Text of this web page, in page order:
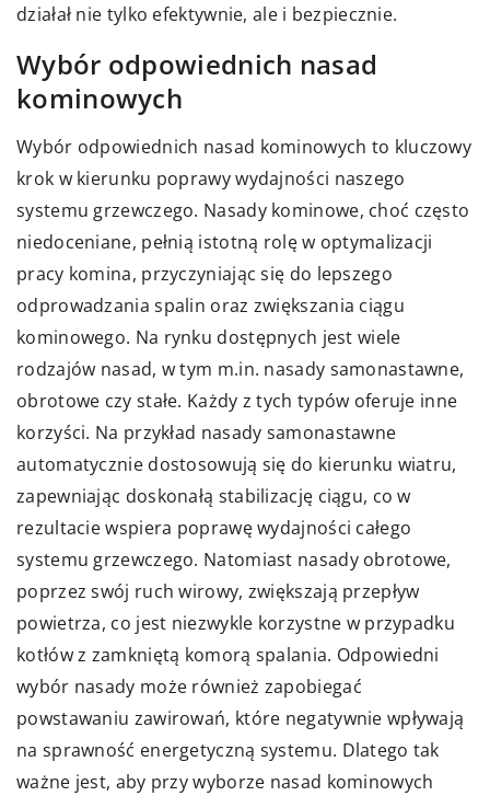
działał nie tylko efektywnie, ale i bezpiecznie.
Wybór odpowiednich nasad
kominowych
Wybór odpowiednich nasad kominowych to kluczowy
krok w kierunku poprawy wydajności naszego
systemu grzewczego. Nasady kominowe, choć często
niedoceniane, pełnią istotną rolę w optymalizacji
pracy komina, przyczyniając się do lepszego
odprowadzania spalin oraz zwiększania ciągu
kominowego. Na rynku dostępnych jest wiele
rodzajów nasad, w tym m.in. nasady samonastawne,
obrotowe czy stałe. Każdy z tych typów oferuje inne
korzyści. Na przykład nasady samonastawne
automatycznie dostosowują się do kierunku wiatru,
zapewniając doskonałą stabilizację ciągu, co w
rezultacie wspiera poprawę wydajności całego
systemu grzewczego. Natomiast nasady obrotowe,
poprzez swój ruch wirowy, zwiększają przepływ
powietrza, co jest niezwykle korzystne w przypadku
kotłów z zamkniętą komorą spalania. Odpowiedni
wybór nasady może również zapobiegać
powstawaniu zawirowań, które negatywnie wpływają
na sprawność energetyczną systemu. Dlatego tak
ważne jest, aby przy wyborze nasad kominowych